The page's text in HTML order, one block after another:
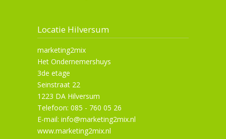
Locatie Hilversum
marketing2mix
Het Ondernemershuys
3de etage
Seinstraat 22
1223 DA Hilversum
Telefoon: 085 - 760 05 26
E-mail: info@marketing2mix.nl
www.marketing2mix.nl